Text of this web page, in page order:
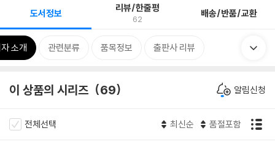
도서정보 리뷰/한줄평
62 배송/반품/교환
소개 관련분류 품목정보 출판사 리뷰
이 상품의 시리즈 69 알림신청
전체선택 최신순 품절포함